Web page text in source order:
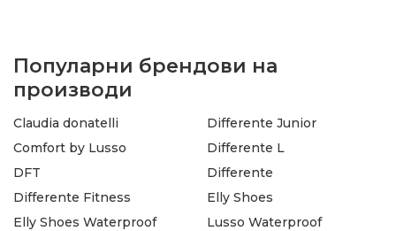
Популарни брендови на
производи
Claudia donatelli
Comfort by Lusso
DFT
Differente Fitness
Differente Junior
Differente L
Differente
Elly Shoes
Elly Shoes Waterproof
Lusso Waterproof